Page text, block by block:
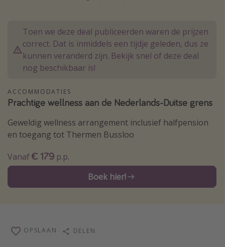
Sardinie
Malta
Madeira
Bali
Type vakantie
Overzicht
Weekendje weg
Vroegboeker
Single reizen
Toen we deze deal publiceerden waren de prijzen
correct. Dat is inmiddels een tijdje geleden, dus ze
kunnen veranderd zijn. Bekijk snel of deze deal
nog beschikbaar is!
ACCOMMODATIES
Prachtige wellness aan de Nederlands-Duitse grens
Geweldig wellness arrangement inclusief halfpension
en toegang tot Thermen Bussloo
Vanaf€ 179 p.p.
Boek hier!
OPSLAAN DELEN